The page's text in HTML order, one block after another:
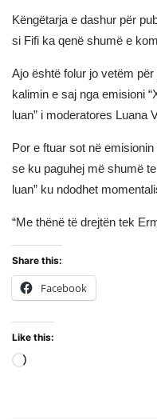
Këngëtarja e dashur për
si Fifi ka qenë shumë e
Ajo është folur jo vetëm
kalimin e saj nga emisioni
luan” i moderatores Luana
Por e ftuar sot në emisionin
se ku paguhej më shumë
luan” ku ndodhet
“Me thënë të drejtën tek
Share this:
Facebook
Like this: